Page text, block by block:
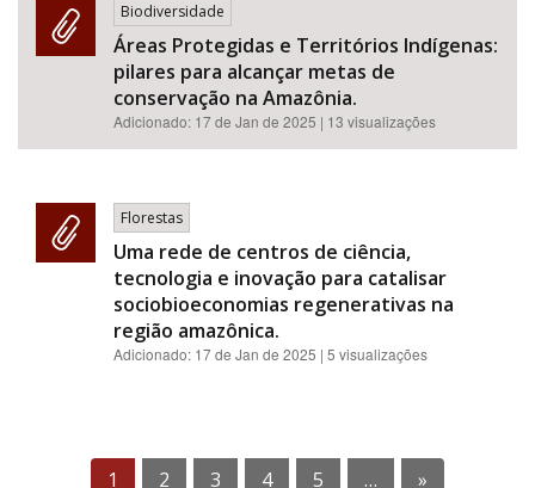
Biodiversidade
Áreas Protegidas e Territórios Indígenas:
pilares para alcançar metas de
conservação na Amazônia.
Adicionado: 17 de Jan de 2025 | 13 visualizações
Florestas
Uma rede de centros de ciência,
tecnologia e inovação para catalisar
sociobioeconomias regenerativas na
região amazônica.
Adicionado: 17 de Jan de 2025 | 5 visualizações
1 2 3 4 5 … »